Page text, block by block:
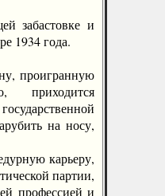
и
1934 года.
проигранную
приходится
на носу,
карьеру,
партии,
профессией и